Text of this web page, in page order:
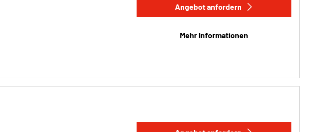
Angebot anfordern
Mehr Informationen